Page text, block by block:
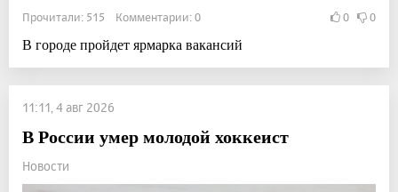
Прочитали: 515 Комментарии: 0 0 0
В городе пройдет ярмарка вакансий
11:11, 4 авг 2026
В России умер молодой хоккеист
Новости